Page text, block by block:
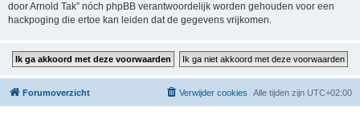
door Arnold Tak” nóch phpBB verantwoordelijk worden gehouden voor een
hackpoging die ertoe kan leiden dat de gegevens vrijkomen.
Forumoverzicht Alle tijden zijn UTC+02:00
Verwijder cookies